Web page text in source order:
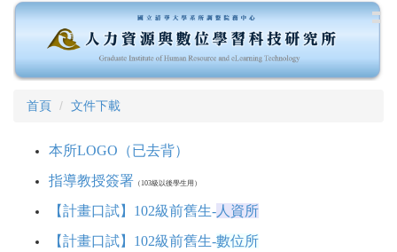
跳
要
首頁 文件下載
本所LOGO（已去背）
指導教授簽署 （103級以後學生用）
【計畫口試】102級前舊生- 人資所
【計畫口試】102級前舊生-數位所